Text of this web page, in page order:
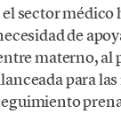
sector médico
de
materno, al
para